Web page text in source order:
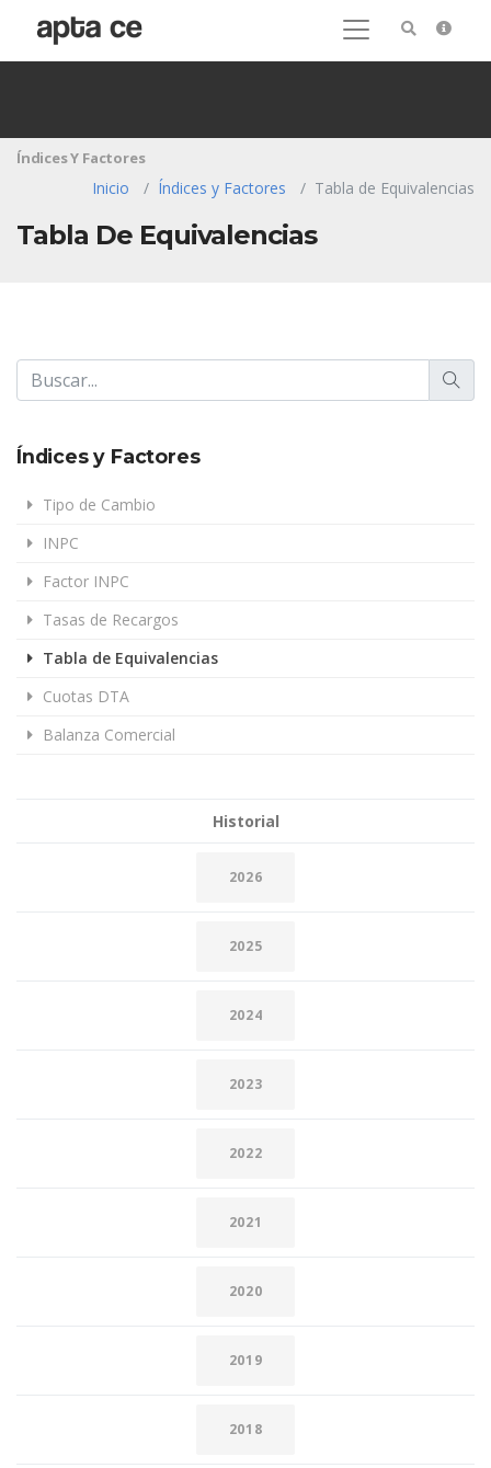
Índices Y Factores
Inicio Índices y Factores Tabla de Equivalencias
Tabla De Equivalencias
Índices y Factores
Tipo de Cambio
INPC
Factor INPC
Tasas de Recargos
Tabla de Equivalencias
Cuotas DTA
Balanza Comercial
Historial
2026
2025
2024
2023
2022
2021
2020
2019
2018